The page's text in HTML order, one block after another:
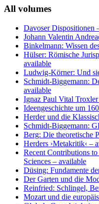
All volumes
Davoser Dispositionen
Johann Valentin
Binkelmann: Wissen
Hülser: Römische
available
Ludwig-Körner: Und
Schmidt-Biggemann:
available
Ignaz Paul Vital Troxler
Ideengeschichte um
Herder und die
Schmidt-Biggemann:
Berg: Die theoretische
Herders ›Metakritik‹ –
Recent Contributions
Sciences – available
Düsing: Fundamente
Der Garten und die
Reinfried: Schlingel,
Mozart und die